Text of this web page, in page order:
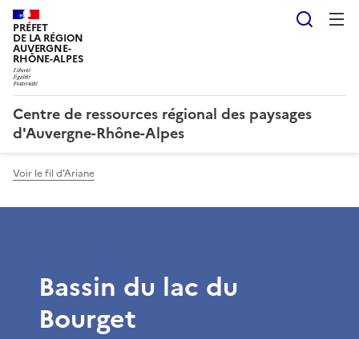
PRÉFET
DE LA RÉGION
AUVERGNE-
RHÔNE-ALPES
Centre de ressources régional des paysages
d'Auvergne-Rhône-Alpes
Voir le fil d'Ariane
Bassin du lac du
Bourget